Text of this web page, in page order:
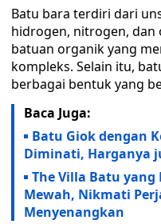
Batu bara terdiri dari
hidrogen, nitrogen, dan
batuan organik yang
kompleks. Selain itu,
berbagai bentuk yang
Baca Juga:
Batu Giok dengan
Diminati, Harganya
The Villa Batu
Mewah, Nikmati
Menyenangkan